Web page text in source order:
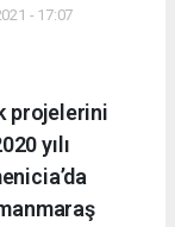
- 17:07
projelerini
yılı